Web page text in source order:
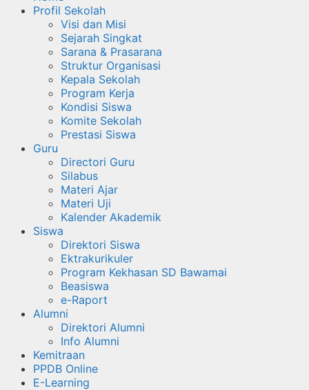
Profil Sekolah
Visi dan Misi
Sejarah Singkat
Sarana & Prasarana
Struktur Organisasi
Kepala Sekolah
Program Kerja
Kondisi Siswa
Komite Sekolah
Prestasi Siswa
Guru
Directori Guru
Silabus
Materi Ajar
Materi Uji
Kalender Akademik
Siswa
Direktori Siswa
Ektrakurikuler
Program Kekhasan SD Bawamai
Beasiswa
e-Raport
Alumni
Direktori Alumni
Info Alumni
Kemitraan
PPDB Online
E-Learning